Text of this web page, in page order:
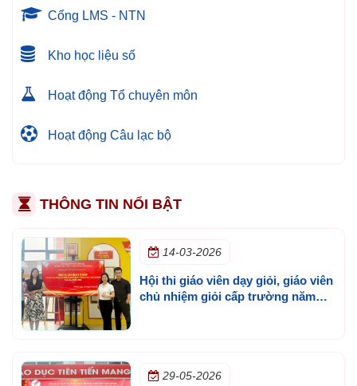
Cổng LMS - NTN
Kho học liệu số
Hoạt động Tổ chuyên môn
Hoạt động Câu lạc bộ
THÔNG TIN NỔI BẬT
14-03-2026
Hội thi giáo viên dạy giỏi, giáo viên
chủ nhiệm giỏi cấp trường năm
29-05-2026